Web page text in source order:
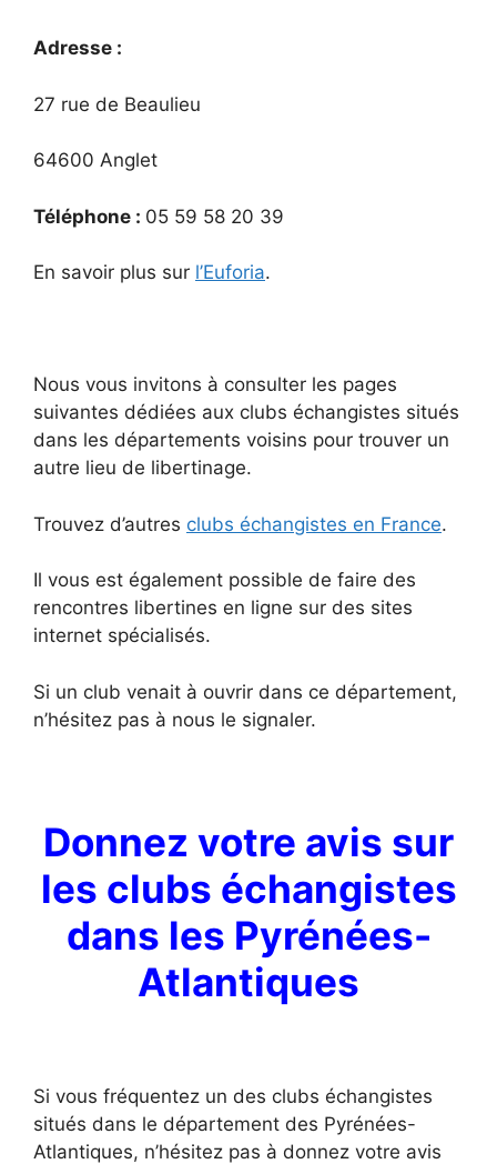
Adresse :
27 rue de Beaulieu
64600 Anglet
Téléphone : 05 59 58 20 39
En savoir plus sur l’Euforia.
Nous vous invitons à consulter les pages
suivantes dédiées aux clubs échangistes situés
dans les départements voisins pour trouver un
autre lieu de libertinage.
Trouvez d’autres clubs échangistes en France.
Il vous est également possible de faire des
rencontres libertines en ligne sur des sites
internet spécialisés.
Si un club venait à ouvrir dans ce département,
n’hésitez pas à nous le signaler.
Donnez votre avis sur
les clubs échangistes
dans les Pyrénées-
Atlantiques
Si vous fréquentez un des clubs échangistes
situés dans le département des Pyrénées-
Atlantiques, n’hésitez pas à donnez votre avis